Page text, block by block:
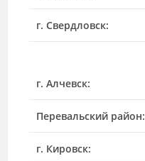
г. Свердловск:
г. Алчевск:
Перевальский район:
г. Кировск: